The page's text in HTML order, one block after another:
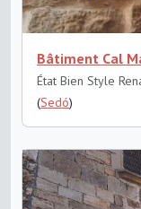
Bâtiment Cal
État Bien Style
(Sedó)